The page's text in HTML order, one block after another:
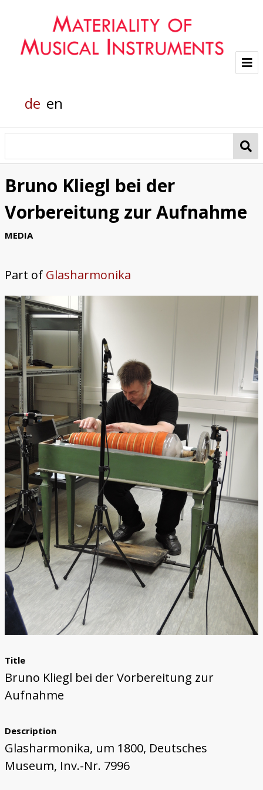
Helmholtz grand piano
Trautonium
de en
Bruno Kliegl bei der
Vorbereitung zur Aufnahme
MEDIA
Part of Glasharmonika
Title
Bruno Kliegl bei der Vorbereitung zur
Aufnahme
Description
Glasharmonika, um 1800, Deutsches
Museum, Inv.-Nr. 7996